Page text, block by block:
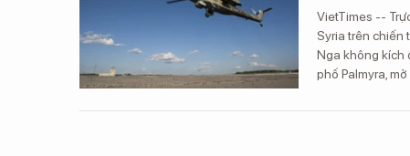
VietTimes --
Syria trên chiến
Nga không kích
phố Palmyra,